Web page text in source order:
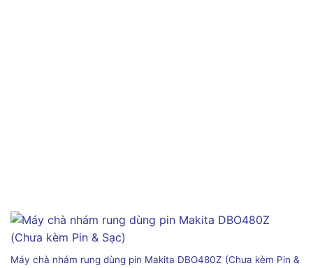
Máy chà nhám rung dùng pin Makita DBO480Z (Chưa kèm Pin &